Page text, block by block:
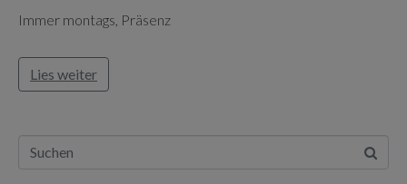
Immer montags, Präsenz
Lies weiter